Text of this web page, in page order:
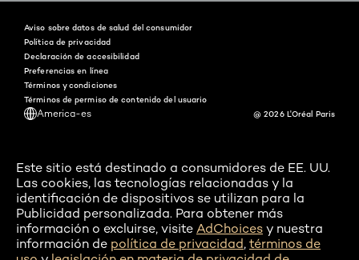
America-es
Aviso sobre datos de salud del consumidor
Política de privacidad
Declaración de accesibilidad
Preferencias en línea
Términos y condiciones
Términos de permiso de contenido del usuario
@ 2026 L'Oréal Paris
Este sitio está destinado a consumidores de EE. UU.
Las cookies, las tecnologías relacionadas y la
identificación de dispositivos se utilizan para la
Publicidad personalizada. Para obtener más
información o excluirse, visite AdChoices y nuestra
información de política de privacidad, términos de